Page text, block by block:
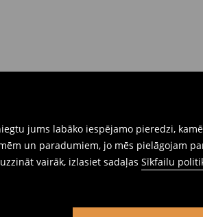
jums labāko iespējamo pieredzi,
un paradumiem, jo mēs pielāgojam
vairāk, izlasiet sadaļas Sīkfailu